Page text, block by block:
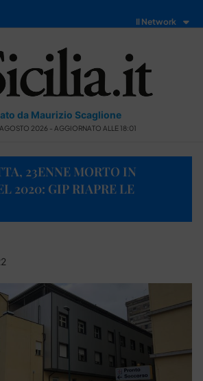
Il Network
da Maurizio Scaglione
2026 - AGGIORNATO ALLE 18:01
23ENNE MORTO IN
2020: GIP RIAPRE LE